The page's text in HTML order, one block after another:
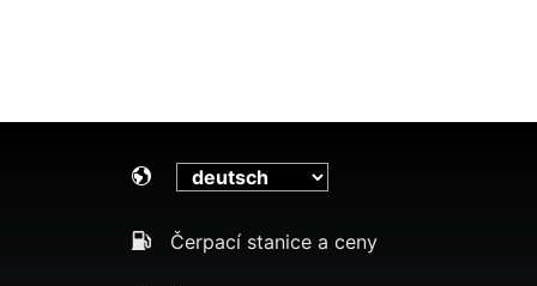
Čerpací stanice a ceny